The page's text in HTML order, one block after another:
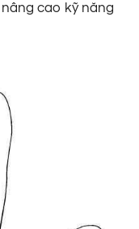
cao kỹ năng